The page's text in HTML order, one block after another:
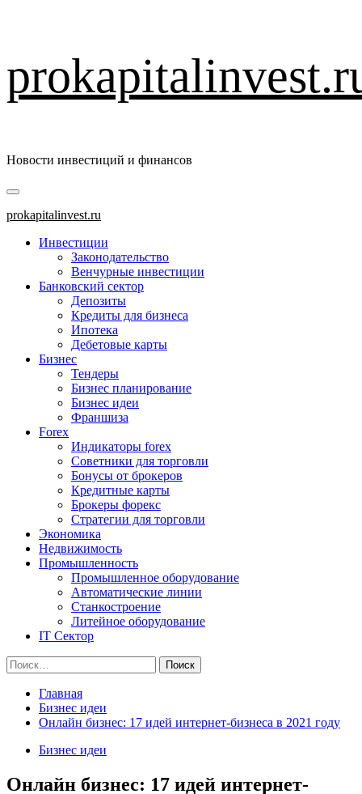
к
содержимому
Новости инвестиций и финансов
Основное
меню
prokapitalinvest.ru
Инвестиции
Законодательство
Венчурные инвестиции
Банковский сектор
Депозиты
Кредиты для бизнеса
Ипотека
Дебетовые карты
Бизнес
Тендеры
Бизнес планирование
Бизнес идеи
Франшиза
Forex
Индикаторы forex
Советники для торговли
Бонусы от брокеров
Кредитные карты
Брокеры форекс
Стратегии для торговли
Экономика
Недвижимость
Промышленность
Промышленное оборудование
Автоматические линии
Станкостроение
Литейное оборудование
IT Сектор
Найти:
Главная
Бизнес идеи
Онлайн бизнес: 17 идей интернет-бизнеса в 2021 году
Бизнес идеи
Онлайн бизнес: 17 идей интернет-